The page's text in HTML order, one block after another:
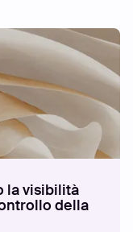
la visibilità
della